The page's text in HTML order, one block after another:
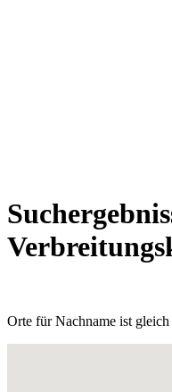
Orte für Nachname ist